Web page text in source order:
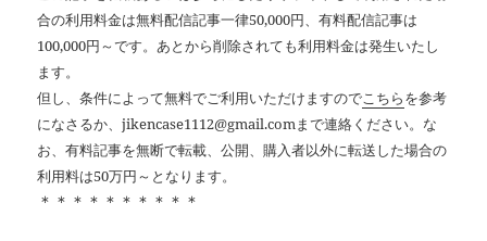
合の利用料金は無料配信記事一律50,000円、有料配信記事は
100,000円～です。あとから削除されても利用料金は発生いたし
ます。
但し、条件によって無料でご利用いただけますのでこちらを参考
になさるか、jikencase1112@gmail.comまで連絡ください。な
お、有料記事を無断で転載、公開、購入者以外に転送した場合の
利用料は50万円～となります。
＊＊＊＊＊＊＊＊＊＊